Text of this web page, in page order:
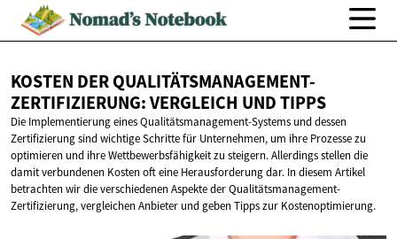
KOSTEN DER QUALITÄTSMANAGEMENT-
ZERTIFIZIERUNG: VERGLEICH UND TIPPS
Die Implementierung eines Qualitätsmanagement-Systems und dessen
Zertifizierung sind wichtige Schritte für Unternehmen, um ihre Prozesse zu
optimieren und ihre Wettbewerbsfähigkeit zu steigern. Allerdings stellen die
damit verbundenen Kosten oft eine Herausforderung dar. In diesem Artikel
betrachten wir die verschiedenen Aspekte der Qualitätsmanagement-
Zertifizierung, vergleichen Anbieter und geben Tipps zur Kostenoptimierung.